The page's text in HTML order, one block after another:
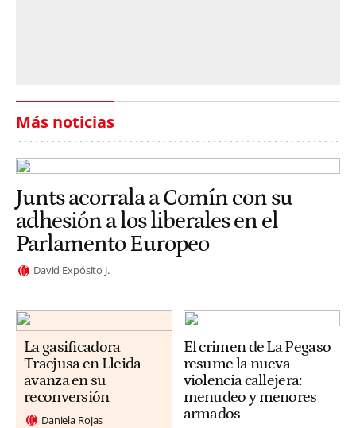
Más noticias
Junts acorrala a Comín con su
adhesión a los liberales en el
Parlamento Europeo
David Expósito J.
La gasificadora
Tracjusa en Lleida
avanza en su
reconversión
Daniela Rojas
El crimen de La Pegaso
resume la nueva
violencia callejera:
menudeo y menores
armados